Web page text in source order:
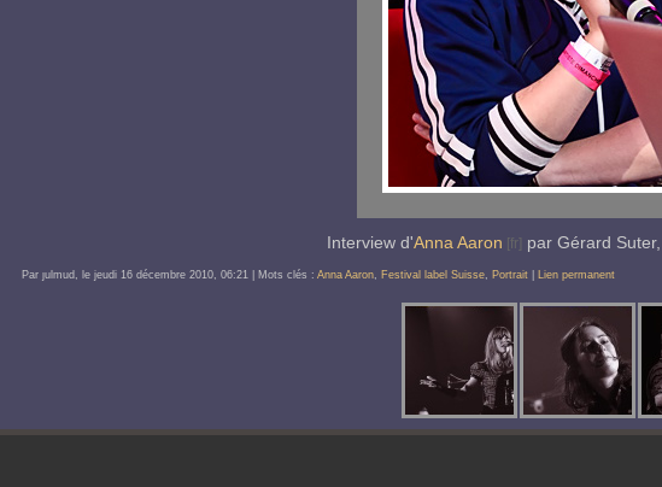
Interview d'Anna Aaron par Gérard Suter,
Par ȷulmud, lejeudi 16 décembre 2010, 06:21 | Mots clés :Anna Aaron, Festival label Suisse, Portrait Lien permanent